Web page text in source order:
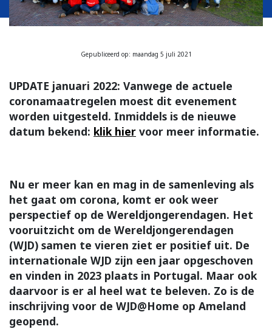
Gepubliceerd op: maandag 5 juli 2021
UPDATE januari 2022: Vanwege de actuele
coronamaatregelen moest dit evenement
worden uitgesteld. Inmiddels is de nieuwe
datum bekend: klik hier voor meer informatie.
Nu er meer kan en mag in de samenleving als
het gaat om corona, komt er ook weer
perspectief op de Wereldjongerendagen. Het
vooruitzicht om de Wereldjongerendagen
(WJD) samen te vieren ziet er positief uit. De
internationale WJD zijn een jaar opgeschoven
en vinden in 2023 plaats in Portugal. Maar ook
daarvoor is er al heel wat te beleven. Zo is de
inschrijving voor de WJD@Home op Ameland
geopend.